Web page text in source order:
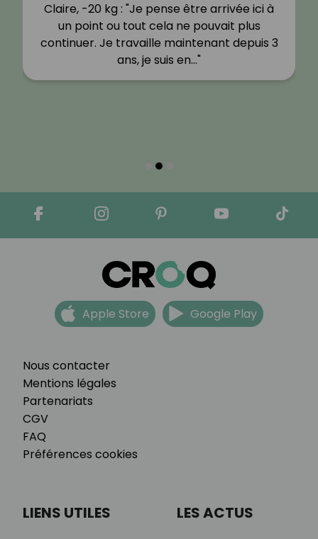
Claire, -20 kg : "Je pense être arrivée ici à
un point ou tout cela ne pouvait plus
continuer. Je travaille maintenant depuis 3
ans, je suis en…"
Nous contacter
Mentions légales
Partenariats
CGV
FAQ
Préférences cookies
Apple Store Google Play
LIENS UTILES LES ACTUS